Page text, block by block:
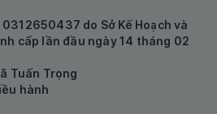
do Sở Kế Hoạch và
cấp lần đầu ngày 14 tháng 02
Tuấn Trọng
hành